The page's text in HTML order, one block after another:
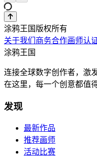
涂鸦王国版权所有
关于我们 商务合作画师认
涂鸦王国
连接全球数字创作者，激
在这里，每一个创意都值
发现
最新作品
推荐画师
活动比赛